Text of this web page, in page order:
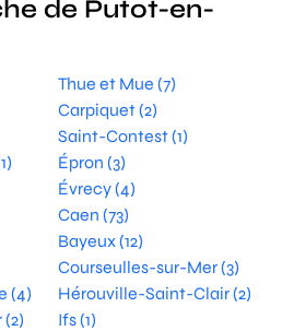
de Putot-en-
Thue et Mue (7)
Carpiquet (2)
Saint-Contest (1)
Épron (3)
Évrecy (4)
Caen (73)
Bayeux (12)
Courseulles-sur-Mer (3)
(4)
Hérouville-Saint-Clair (2)
Ifs (1)